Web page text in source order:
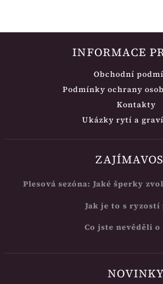
INFORMACE
Obchodní
Podmínky ochrany
Kontakty
Ukázky rytí a
Plesová sezóna: Jaké šperky
Jak je to s ryzostí
Co jste nevěděli o
NOVINKY